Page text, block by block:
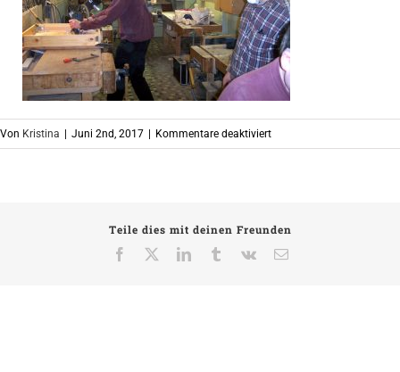
Von Kristina Juni 2nd, 2017 Kommentare deaktiviertfür
Arbeiten
Teile dies mit deinen Freunden
Facebook
LinkedInTumblrVk
E-